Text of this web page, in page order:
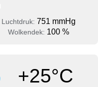
Luchtdruk: 751 mmHg
Wolkendek: 100 %
+25°C